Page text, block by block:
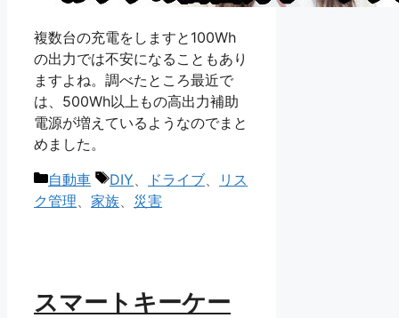
複数台の充電をしますと100Wh
の出力では不安になることもあり
ますよね。調べたところ最近で
は、500Wh以上もの高出力補助
電源が増えているようなのでまと
めました。
カ
テ
自動車
タ
グ
DIY、 ドライブ、
リス
ク管理、 家族、 災害
スマートキーケー